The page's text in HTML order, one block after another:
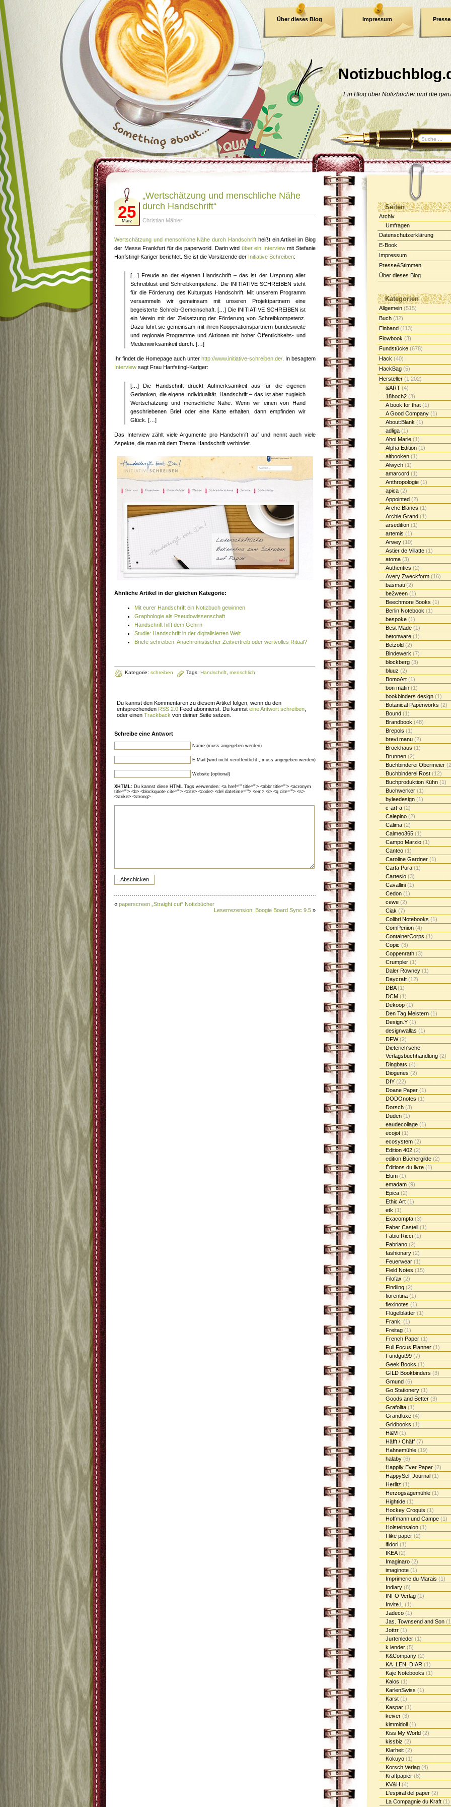
Ein Blog über Notizbücher und die
Über dieses Blog Impressum
Datenschutzerklärung
Seiten
Archiv
Umfragen
Datenschutzerklärung
E-Book
Impressum
Presse&Stimmen
Über dieses Blog
Kategorien
Allgemein (515)
Buch (32)
Einband (113)
Flowbook (3)
Fundstücke (678)
Hack (40)
HackBag (5)
Hersteller (1.202)
&ART (4)
18hoch2 (3)
A book for that (1)
A Good Company (1)
About:Blank (1)
adliga (1)
Ahoi Marie (1)
Alpha Edition (1)
altbooken (1)
Alwych (1)
amarcord (1)
Anthropologie (1)
apica (2)
Appointed (2)
Arche Blancs (1)
Archie Grand (1)
arsedition (1)
artemis (1)
Arwey (10)
Astier de Villatte (1)
atoma (3)
Authentics (2)
Avery Zweckform (16)
basmati (2)
be2ween (1)
Beechmore Books (1)
Berlin Notebook (1)
bespoke (1)
Best Made (1)
betonware (1)
Betzold (2)
Bindewerk (7)
blockberg (3)
bluuz (2)
BomoArt (1)
bon matin (1)
bookbinders design (1)
Botanical Paperworks (2)
Bound (1)
Brandbook (48)
Brepols (1)
brevi manu (2)
Brockhaus (1)
Brunnen (2)
Buchbinderei Obermeier
Buchbinderei Rost (12)
Buchproduktion Kühn (1)
Buchwerker (1)
byleedesign (1)
c-art-a (2)
Calepino (2)
Calima (2)
Calmeo365 (1)
Campo Marzio (1)
Canteo (1)
Caroline Gardner (1)
Carta Pura (1)
Cartesio (3)
Cavallini (1)
Cedon (1)
cewe (2)
Ciak (7)
Colibri Notebooks (1)
ComPenion (4)
ContainerCorps (1)
Copic (3)
Coppenrath (3)
Crumpler (1)
Daler Rowney (1)
Daycraft (12)
DBA(1)
DCM (1)
Dekoop (1)
Den Tag Meistern (1)
Design.Y (1)
designwallas (1)
DFW(2)
Dieterich'sche
Verlagsbuchhandlung (2)
Dingbats (4)
Diogenes (2)
DIY (22)
Doane Paper (1)
DODOnotes (1)
Dorsch (3)
Duden (1)
eaudecollage (1)
ecojot (1)
ecosystem (2)
Edition 402 (2)
edition Büchergilde (2)
Éditions du livre (1)
Elum (1)
emadam (9)
Epica (2)
Ethic Art (1)
etk (1)
Exacompta (3)
Faber Castell (1)
Fabio Ricci (1)
Fabriano (2)
fashionary (2)
Feuerwear (1)
Field Notes (15)
Filofax (2)
Findling (2)
fiorentina (1)
flexinotes (1)
Flügelblätter (1)
Frank. (1)
Freitag (1)
French Paper (1)
Full Focus Planner (1)
Fundgut99 (7)
Geek Books (1)
GILD Bookbinders (3)
Gmund (6)
Go Stationery (1)
Goods and Better (3)
Grafolita (1)
Grandluxe (4)
Gridbooks (1)
H&M (1)
Häfft / Chäff (7)
Hahnemühle (19)
halaby (6)
Happily Ever Paper (2)
HappySelf Journal (1)
Herlitz (1)
Herzogsägemühle (1)
Hightide (1)
Hockey Croquis (1)
Hoffmann und Campe (1)
Holsteinsalon (1)
I like paper (2)
ifidori (1)
IKEA(2)
Imaginaro (2)
imaginote (1)
Imprimerie du Marais (1)
Indiary (6)
INFO Verlag (1)
Invite.L (1)
Jadeco (1)
Jas. Townsend and Son
Jottrr (1)
Jurtenleder (1)
k lender (5)
K&Company (2)
KA_LEN_DIAR (1)
Kaje Notebooks (1)
Kalos (1)
KarlenSwiss (1)
Karst (1)
Kaspar (1)
keiver (3)
kimmidoll (1)
Kiss My World (2)
kissbiz (2)
Klarheit (2)
Kokuyo (1)
Korsch Verlag (4)
Kraftpapier (8)
KV&H (4)
L'espiral del paper (2)
La Compagnie du Kraft (1)
25
März
„Wertschätzung und menschliche Nähe
durch Handschrift“
Christian Mähler
Wertschätzung und menschliche Nähe durch Handschrift heißt ein Artikel im Blog
der Messe Frankfurt für die paperworld. Darin wird über ein Interviewmit Stefanie
Hanfstingl-Kariger berichtet. Sie ist die Vorsitzende der Initiative Schreiben:
[…] Freude an der eigenen Handschrift – das ist der Ursprung aller
Schreiblust und Schreibkompetenz. Die INITIATIVE SCHREIBEN steht
für die Förderung des Kulturguts Handschrift. Mit unserem Programm
versammeln wir gemeinsam mit unseren Projektpartnern eine
begeisterte Schreib-Gemeinschaft. […] Die INITIATIVE SCHREIBEN ist
ein Verein mit der Zielsetzung der Förderung von Schreibkompetenz.
Dazu führt sie gemeinsam mit ihren Kooperationspartnern bundesweite
und regionale Programme und Aktionen mit hoher Öffentlichkeits- und
Medienwirksamkeit durch. […]
Ihr findet die Homepage auch unter http://www.initiative-schreiben.de/ . In besagtem
Interview sagt Frau Hanfstingl-Kariger:
[…] Die Handschrift drückt Aufmerksamkeit aus für die eigenen
Gedanken, die eigene Individualität. Handschrift – das ist aber zugleich
Wertschätzung und menschliche Nähe. Wenn wir einen von Hand
geschriebenen Brief oder eine Karte erhalten, dann empfinden wir
Glück. […]
Das Interview zählt viele Argumente pro Handschrift auf und nennt auch viele
Aspekte, die man mit dem Thema Handschrift verbindet.
Ähnliche Artikel in der gleichen Kategorie:
Mit eurer Handschrift ein Notizbuch gewinnen
Graphologie als Pseudowissenschaft
Handschrift hilft dem Gehirn
Studie: Handschrift in der digitalisierten Welt
Briefe schreiben: Anachronistischer Zeitvertreib oder wertvolles Ritual?
Kategorie: schreiben Tags: Handschrift menschlich
Du kannst den Kommentaren zu diesem Artikel folgen, wenn du den
entsprechenden RSS 2.0 Feed abonnierst. Du kannst eine Antwort schreiben
oder einen Trackback von deiner Seite setzen.
Schreibe eine Antwort
Name (muss angegeben werden)
E-Mail (wird nicht veröffentlicht , muss angegeben werden)
Website (optional)
XHTML: Du kannst diese HTML Tags verwenden: <a href="" title=""> <abbr title=""> <acronym
title=""> <b> <blockquote cite=""> <cite> <code> <del datetime=""> <em> <i> <q cite=""> <s>
<strike> <strong>
« paperscreen „Straight cut“ Notizbücher
Leserrezension: Boogie Board Sync 9.5 »